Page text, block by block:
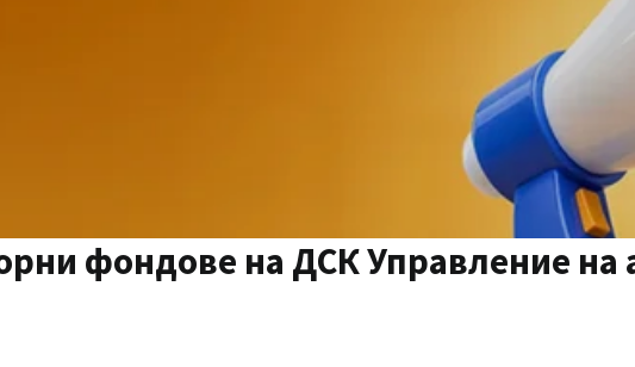
фондове на ДСК Управление на